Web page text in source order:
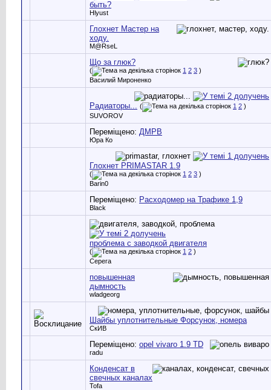
быть?
Hlyust
Глохнет Мастер на
ходу.
M@RseL
Що за глюк?
( 1 2 3 )
Василий Мироненко
Радиаторы... ( 1 2 )
SUVOROV
Переміщено: ДМРВ
Юра Ко
Глохнет PRIMASTAR 1.9
( 1 2 3 )
Barin0
Переміщено: Расходомер на Трафике 1,9
Black
проблема с заводкой двигателя
( 1 2 )
Серега
повышенная
дымность
wladgeorg
Шайбы уплотнительные Форсунок, номера
СкИВ
Переміщено: opel vivaro 1.9 TD
radu
Конденсат в
свечных каналах
Tofa